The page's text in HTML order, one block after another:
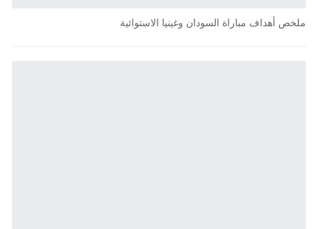
ملخص أهداف مباراة السودان وغينيا الاستوائية